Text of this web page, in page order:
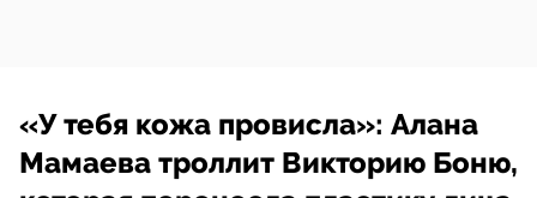
«У тебя кожа провисла»: Алана
Мамаева троллит Викторию Боню,